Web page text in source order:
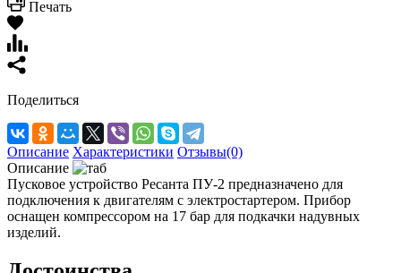
Печать
Поделиться
Описание Характеристики Отзывы(0)
Описание
Пусковое устройство Ресанта ПУ-2 предназначено для
подключения к двигателям с электростартером. Прибор
оснащен компрессором на 17 бар для подкачки надувных
изделий.